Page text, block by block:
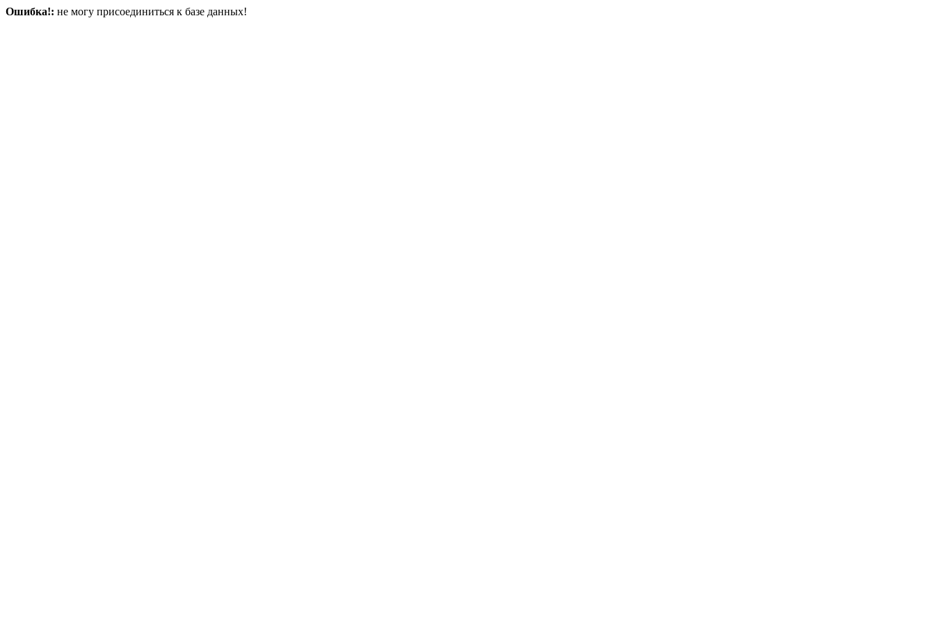
Ошибка!: не могу присоединиться к базе данных!